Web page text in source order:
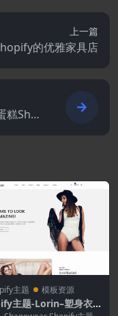
上一篇
的优雅家具店
糕Sho
主题 模板资源
主题-Lorin–塑身衣S